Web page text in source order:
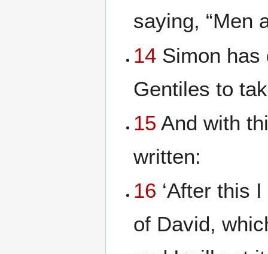
saying, “Men
14 Simon has
Gentiles to
15 And with
written:
16 ‘After this
of David,